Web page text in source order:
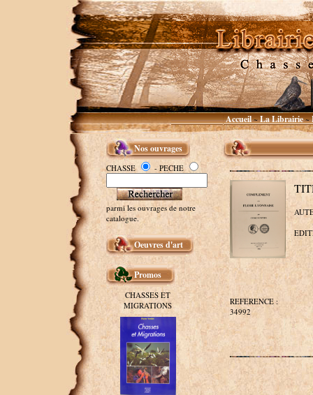
Accueil~La Librairie~
Nos ouvrages
CHASSE - PECHE
parmi les ouvrages de notre
catalogue.
Oeuvres d'art
Promos
CHASSES ET
MIGRATIONS
REFERENCE :
34992